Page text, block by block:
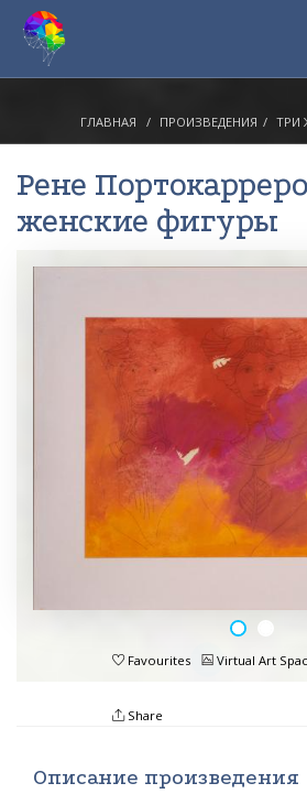
ГЛАВНАЯ ПРОИЗВЕДЕНИЯ ТРИ
Рене Портокарреро
женские фигуры
Favourites Virtual Art
Share
Описание произведения